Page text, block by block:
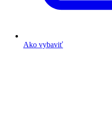
Ako vybaviť